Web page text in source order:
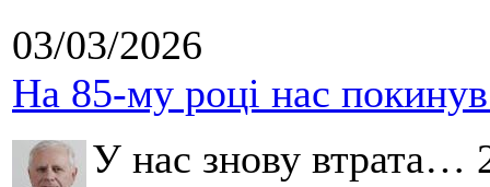
03/03/2026
На 85-му році нас
У нас знову втрата…